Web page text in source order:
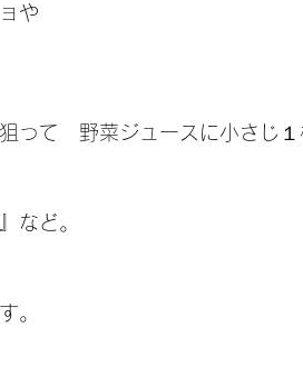
や
って　野菜ジュースに小さじ１
など。
。